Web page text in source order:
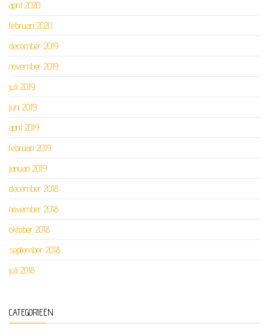
april 2020
februari 2020
december 2019
november 2019
juli 2019
juni 2019
april 2019
februari 2019
januari 2019
december 2018
november 2018
oktober 2018
september 2018
juli 2018
CATEGORIEËN